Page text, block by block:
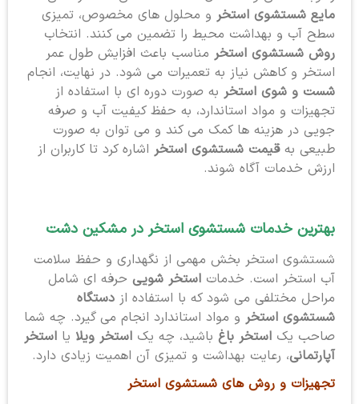
مایع شستشوی استخرو محلول های مخصوص، تمیزی
سطح آب و بهداشت محیط را تضمین می کنند. انتخاب
روش شستشوی استخرمناسب باعث افزایش طول عمر
استخر و کاهش نیاز به تعمیرات می شود. در نهایت، انجام
شست و شوی استخربه صورت دوره ای با استفاده از
تجهیزات و مواد استاندارد، به حفظ کیفیت آب و صرفه
جویی در هزینه ها کمک می کند و می توان به صورت
طبیعی به قیمت شستشوی استخراشاره کرد تا کاربران از
ارزش خدمات آگاه شوند.
بهترین خدمات شستشوی استخر در مشکین دشت
شستشوی استخر بخش مهمی از نگهداری و حفظ سلامت
آب استخر است. خدمات استخر شوییحرفه ای شامل
مراحل مختلفی می شود که با استفاده از دستگاه
شستشوی استخرو مواد استاندارد انجام می گیرد. چه شما
صاحب یک استخر باغباشید، چه یک استخر ویلایا استخر
آپارتمانی، رعایت بهداشت و تمیزی آن اهمیت زیادی دارد.
تجهیزات و روش های شستشوی استخر